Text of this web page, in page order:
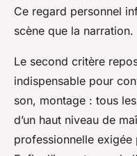
Ce regard personnel
scène que la narration.
Le second critère
indispensable pour
son, montage : tous
d’un haut niveau de
professionnelle